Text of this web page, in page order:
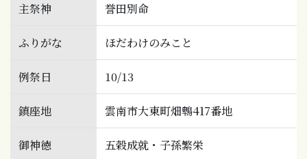
主祭神 誉田別命
ふりがな ほだわけのみこと
例祭日 10/13
鎮座地 雲南市大東町畑鵯417番地
御神徳 五穀成就・子孫繁栄